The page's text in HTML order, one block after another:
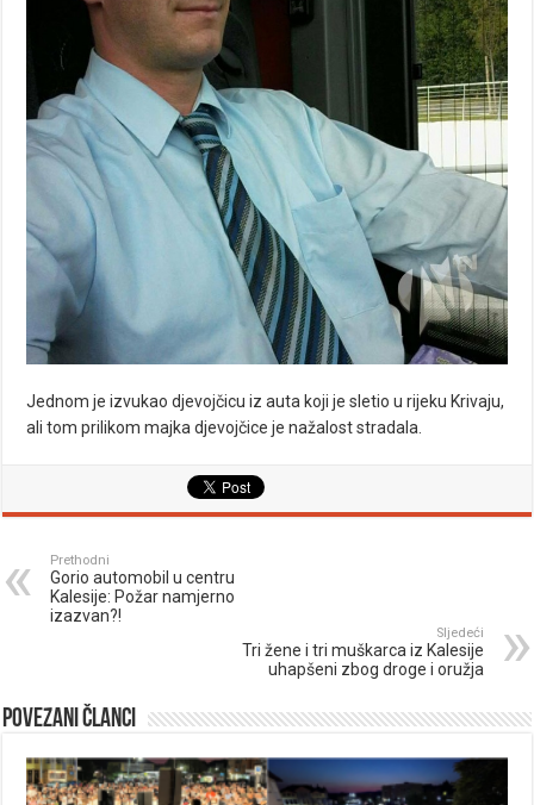
Jednom je izvukao djevojčicu iz auta koji je sletio u rijeku Krivaju,
ali tom prilikom majka djevojčice je nažalost stradala.
Prethodni
Gorio automobil u centru
Kalesije: Požar namjerno
izazvan?!
Sljedeći
Tri žene i tri muškarca iz Kalesije
uhapšeni zbog droge i oružja
Povezani članci